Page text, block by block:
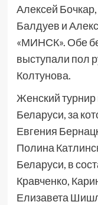
Алексей
Балдуев и
«МИНСК». Обе
выступали пол
Колтунова.
Женский
Беларуси, за
Евгения
Полина
Беларуси, в
Кравченко,
Елизавета